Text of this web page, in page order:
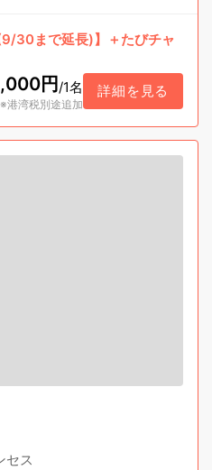
30まで延長)】＋たびチャ
円/1名
※港湾税別途追加
詳細を見る
セス